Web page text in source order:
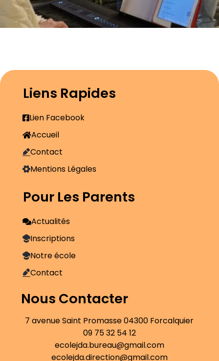
Liens Rapides
Lien Facebook
Accueil
Contact
Mentions Légales
Pour Les Parents
Actualités
Inscriptions
Notre école
Contact
Nous Contacter
7 avenue Saint Promasse 04300 Forcalquier
09 75 32 54 12
ecolejda.bureau@gmail.com
ecolejda.direction@gmail.com